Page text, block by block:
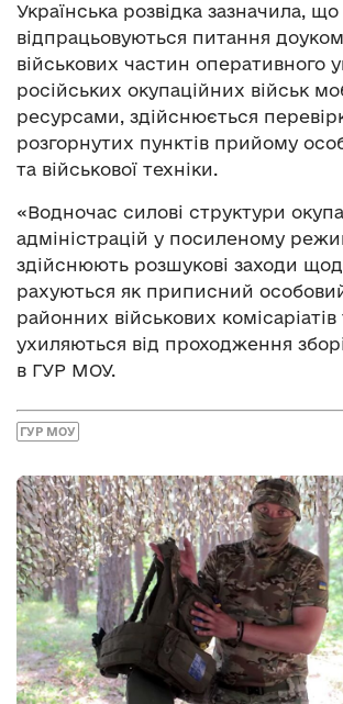
Українська розвідка зазначила,
відпрацьовуються питання
військових частин оперативного
російських окупаційних військ
ресурсами, здійснюється
розгорнутих пунктів прийому
та військової техніки.
«Водночас силові структури
адміністрацій у посиленому
здійснюють розшукові заходи
рахуються як приписний
районних військових комісаріатів
ухиляються від проходження
в ГУР МОУ.
ГУР МОУ